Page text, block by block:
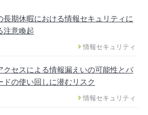
長期休暇における情報セキュリティに
注意喚起
情報セキュリティ
クセスによる情報漏えいの可能性とパ
ドの使い回しに潜むリスク
情報セキュリティ